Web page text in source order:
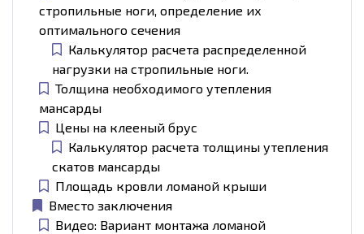
стропильные ноги, определение их
оптимального сечения
Калькулятор расчета распределенной
нагрузки на стропильные ноги.
Толщина необходимого утепления
мансарды
Цены на клееный брус
Калькулятор расчета толщины утепления
скатов мансарды
Площадь кровли ломаной крыши
Вместо заключения
Видео: Вариант монтажа ломаной